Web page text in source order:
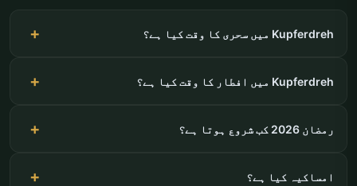
Kupferdreh میں سحری کا وقت کیا ہے؟
Kupferdreh میں افطار کا وقت کیا ہے؟
رمضان 2026 کب شروع ہوتا ہے؟
امساکیہ کیا ہے؟